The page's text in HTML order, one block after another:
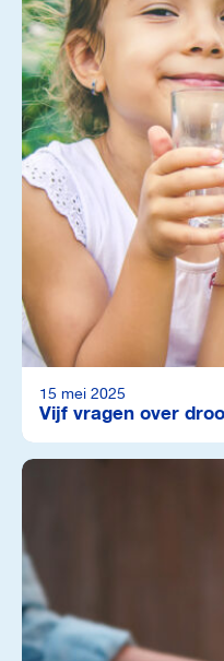
15 mei 2025
Vijf vragen over